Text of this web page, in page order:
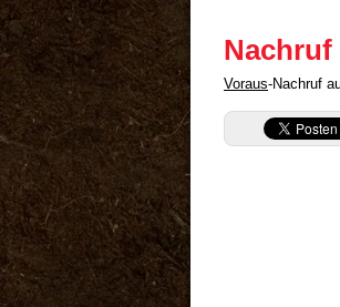
Nachruf
Voraus-Nachruf